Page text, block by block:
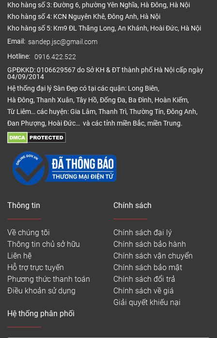
Kho hàng số 3: Đường 6, phường Yên Nghĩa, Hà Đông, Hà Nội
Kho hàng số 4: KCN Nguyên Khê, Đông Anh, Hà Nội
Kho hàng số 5: Km9 ĐL Thăng Long, An Khánh, Hoài Đức, Hà Nội
Email: sandep.jsc@gmail.com
Hotline: 0916.422.522
GPĐKKD: 0106629567 do Sở KH & ĐT thành phố Hà Nội cấp ngày
04/09/2014
Hệ thống đại lý Sàn Đẹp có tại các quận: Long Biên,
Hà Đông, Thanh Xuân, Tây Hồ, Đống Đa, Ba Đình, Hoàn Kiếm,
Từ Liêm… các huyện: Gia Lâm, Thanh Trì, Thường Tín, Đông Anh,
Đan Phượng, Hoài Đức… và các tỉnh miền Bắc, miền Trung.
Thông tin
Về chúng tôi
Thông tin chủ sở hữu
Liên hệ
Hỗ trợ trực tuyến
Phương thức thanh toán
Điều khoản sử dụng
Chính sách
Chính sách đại lý
Chính sách bảo hành
Chính sách vận chuyển
Chính sách bảo mật
Chính sách đổi trả
Chính sách về giá
Giải quyết khiếu nại
Hệ thống phân phối